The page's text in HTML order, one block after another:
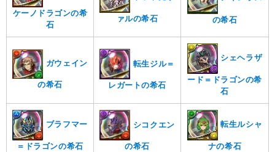
ケーノドラゴンの希
石
ァルの希石 の希石
ガウェイン
の希石
転生ジル＝
レガートの希石
シェヘラザ
ード＝ドラゴンの希
石
ブラフマー
＝ドラゴンの希石
シコクエン
の希石
転生ルシャ
ナの希石